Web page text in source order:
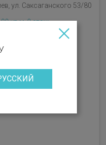
ул. Саксаганского 53/80